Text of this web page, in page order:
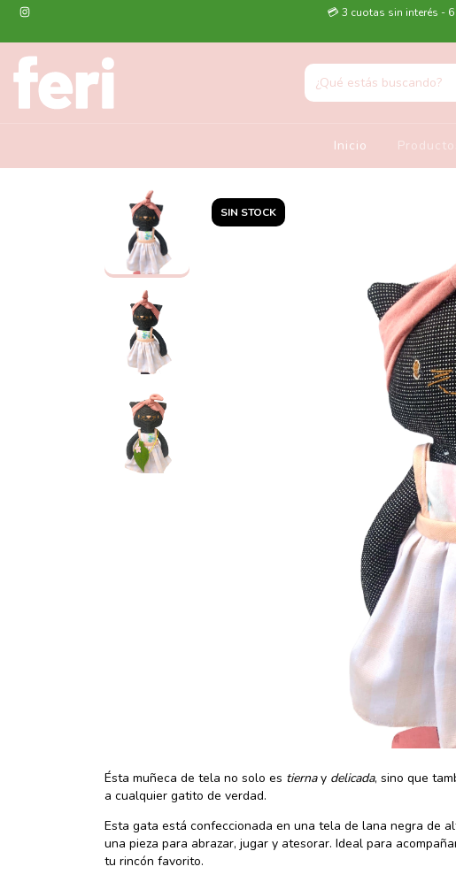
💳 3 cuotas sin interés -
Inicio
SIN STOCK
Ésta muñeca de tela no solo es tiernay delicada, sino que
a cualquier gatito de verdad.
Esta gata está confeccionada en una tela de lana negra de
una pieza para abrazar, jugar y atesorar. Ideal para
tu rincón favorito.